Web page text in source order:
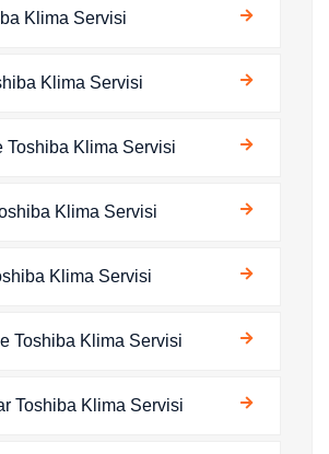
Klima Servisi
Klima Servisi
Toshiba Klima Servisi
Klima Servisi
Klima Servisi
Toshiba Klima Servisi
Toshiba Klima Servisi